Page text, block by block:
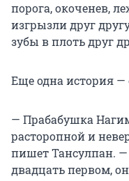
порога, окоченев,
изгрызли друг
зубы в плоть друг
Еще одна история —
— Прабабушка
расторопной и
пишет Тансулпан. —
двадцать первом,